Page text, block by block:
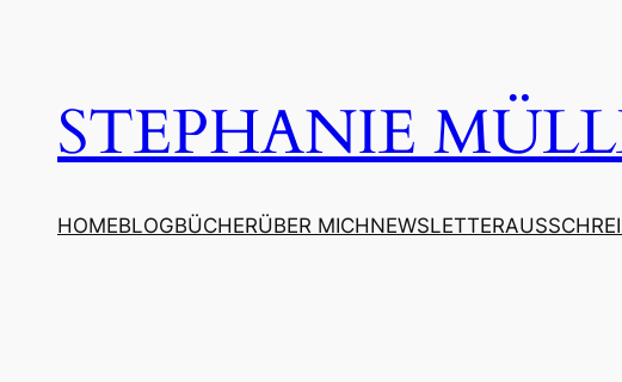
STEPHANIE
HOMEBLOGBÜCHERÜBER MICHNEWSLETTER